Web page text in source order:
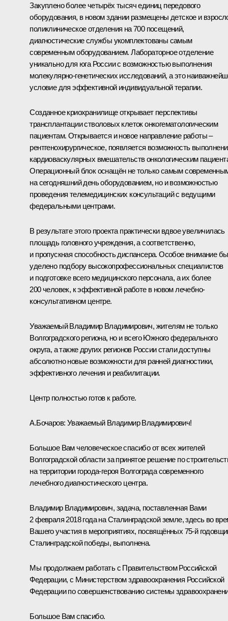
Закуплено более четырёх тысяч единиц передового
оборудования, в новом здании размещены детское и
поликлиническое отделения на 700 посещений,
диагностические службы укомплектованы самым
современным оборудованием. Лабораторное отделение
уникально для юга России с возможностью выполнения
молекулярно-генетических исследований, а это
условие для эффективной индивидуальной терапии.
Созданное криохранилище открывает перспективы
трансплантации стволовых клеток онкогематологическим
пациентам. Открывается и новое направление работы –
рентгенохирургическое, появляется возможность
кардиоваскулярных вмешательств онкологическим
Операционный блок оснащён не только самым
на сегодняшний день оборудованием, но и возможностью
проведения телемедицинских консультаций с ведущими
федеральными центрами.
В результате этого проекта практически вдвое увеличилась
площадь головного учреждения, а соответственно,
и пропускная способность диспансера. Особое внимание
уделено подбору высокопрофессиональных специалистов
и подготовке всего медицинского персонала, а их более
200 человек, к эффективной работе в новом лечебно-
консультативном центре.
Уважаемый Владимир Владимирович, жителям не только
Волгоградского региона, но и всего Южного федерального
округа, а также других регионов России стали доступны
абсолютно новые возможности для ранней диагностики,
эффективного лечения и реабилитации.
Центр полностью готов к работе.
А.Бочаров: Уважаемый Владимир Владимирович!
Большое Вам человеческое спасибо от всех жителей
Волгоградской области за принятое решение по
на территории города-героя Волгограда современного
лечебного диагностического центра.
Владимир Владимирович, задача, поставленная Вами
2 февраля 2018 года на Сталинградской земле, здесь во
Вашего участия в мероприятиях, посвящённых 75-й
Сталинградской победы, выполнена.
Мы продолжаем работать с Правительством Российской
Федерации, с Министерством здравоохранения Российской
Федерации по совершенствованию системы
Большое Вам спасибо.